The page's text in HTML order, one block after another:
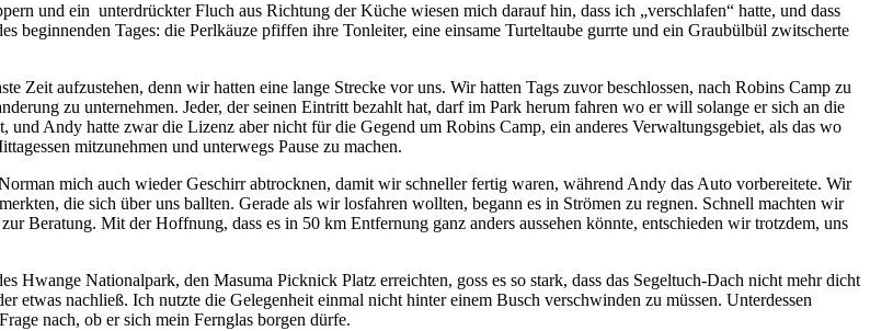
und ein unterdrückter Fluch aus Richtung der Küche wiesen mich darauf hin, dass ich „verschlafen“ hatte, und dass
beginnenden Tages: die Perlkäuze pfiffen ihre Tonleiter, eine einsame Turteltaube gurrte und ein Graubülbül zwitscherte
Zeit aufzustehen, denn wir hatten eine lange Strecke vor uns. Wir hatten Tags zuvor beschlossen, nach Robins Camp zu
zu unternehmen. Jeder, der seinen Eintritt bezahlt hat, darf im Park herum fahren wo er will solange er sich an die
Andy hatte zwar die Lizenz aber nicht für die Gegend um Robins Camp, ein anderes Verwaltungsgebiet, als das wo
mitzunehmen und unterwegs Pause zu machen.
mich auch wieder Geschirr abtrocknen, damit wir schneller fertig waren, während Andy das Auto vorbereitete. Wir
die sich über uns ballten. Gerade als wir losfahren wollten, begann es in Strömen zu regnen. Schnell machten wir
Beratung. Mit der Hoffnung, dass es in 50 km Entfernung ganz anders aussehen könnte, entschieden wir trotzdem, uns
Hwange Nationalpark, den Masuma Picknick Platz erreichten, goss es so stark, dass das Segeltuch-Dach nicht mehr dicht
etwas nachließ. Ich nutzte die Gelegenheit einmal nicht hinter einem Busch verschwinden zu müssen. Unterdessen
nach, ob er sich mein Fernglas borgen dürfe.